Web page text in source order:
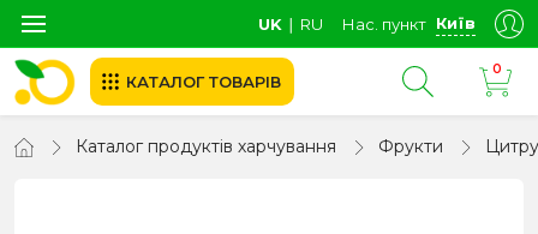
UK ∣ RU Нас. пункт Київ
КАТАЛОГ ТОВАРІВ
0
Каталог продуктів харчування Фрукти